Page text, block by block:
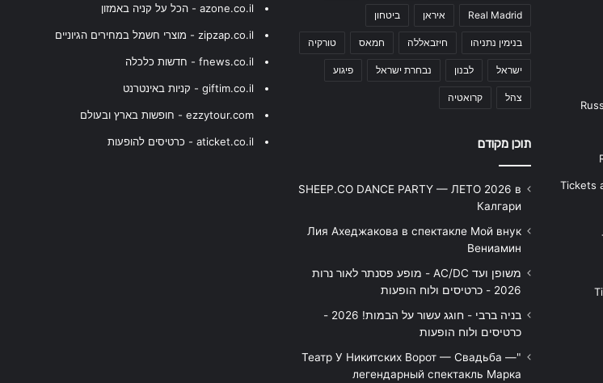
Tickets
Real Madrid איראן ביטחון
בנימין נתניהו חיזבאללה חמאס טורקיה
ישראל לבנון נבחרת ישראל פיגוע
צהל קרואטיה
תוכן מקודם
SHEEP.CO DANCE PARTY — ЛЕТО 2026 в
Калгари
Лия Ахеджакова в спектакле Мой внук
Вениамин
משופן ועד AC/DC - מופע פסנתר לאור נרות
2026 - כרטיסים ולוח הופעות
בניה ברבי - חוגג עשור על הבמות! 2026 -
כרטיסים ולוח הופעות
"Театр У Никитских Ворот — Свадьба —
легендарный спектакль Марка
azone.co.il - הכל על קניה באמזון
zipzap.co.il - מוצרי חשמל במחירים הגיוניים
fnews.co.il - חדשות כלכלה
giftim.co.il - קניות באינטרנט
ezzytour.com - חופשות בארץ ובעולם
aticket.co.il - כרטיסים להופעות